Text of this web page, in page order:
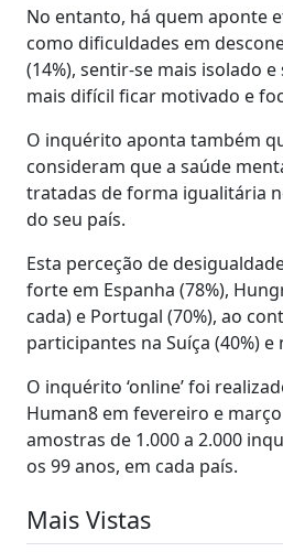
No entanto, há quem aponte
como dificuldades em
(14%), sentir-se mais isolado
mais difícil ficar motivado e
O inquérito aponta também
consideram que a saúde
tratadas de forma igualitária
do seu país.
Esta perceção de
forte em Espanha (78%),
cada) e Portugal (70%), ao
participantes na Suíça (40%) e
O inquérito ‘online’ foi
Human8 em fevereiro e
amostras de 1.000 a 2.000
os 99 anos, em cada país.
Mais Vistas